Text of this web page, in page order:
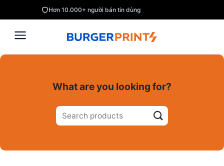
to
content
Hơn 10.000+ người bán tin dùng
What are you looking for?
Tìm
kiếm: